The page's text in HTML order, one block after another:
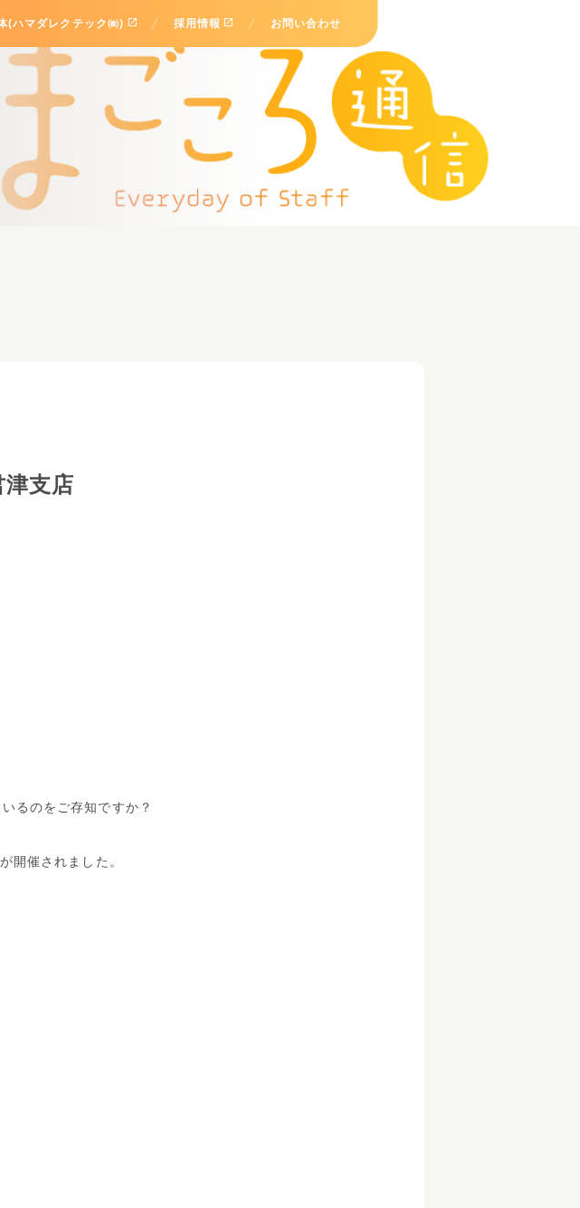
(ハマダレクテック㈱) open_in_new 採用情報 open_in_new お問い合わせ
支店
るのをご存知ですか？
開催されました。